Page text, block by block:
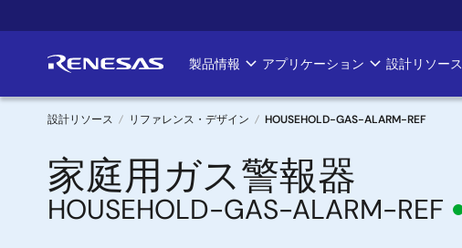
イ
ン
Main
navigation
製品情報 アプリケーション 設計リソース
パ
ン
設計リソース リファレンス・デザイン HOUSEHOLD-GAS-ALARM-REF
家庭用ガス警報器
HOUSEHOLD-GAS-ALARM-REF